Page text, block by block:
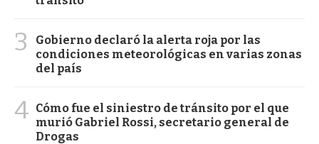
3
Gobierno declaró la alerta roja por las
condiciones meteorológicas en varias zonas
del país
4 Cómo fue el siniestro de tránsito por el que
murió Gabriel Rossi, secretario general de
Drogas